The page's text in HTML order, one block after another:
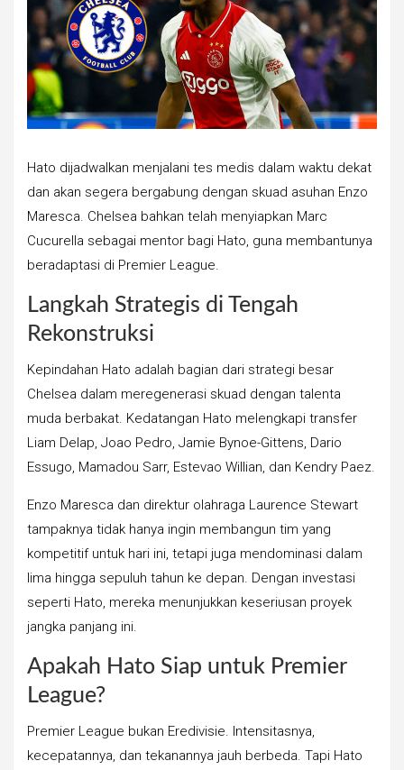
Hato dijadwalkan menjalani tes medis dalam waktu dekat
dan akan segera bergabung dengan skuad asuhan Enzo
Maresca. Chelsea bahkan telah menyiapkan Marc
Cucurella sebagai mentor bagi Hato, guna membantunya
beradaptasi di Premier League.
Langkah Strategis di Tengah
Rekonstruksi
Kepindahan Hato adalah bagian dari strategi besar
Chelsea dalam meregenerasi skuad dengan talenta
muda berbakat. Kedatangan Hato melengkapi transfer
Liam Delap, Joao Pedro, Jamie Bynoe-Gittens, Dario
Essugo, Mamadou Sarr, Estevao Willian, dan Kendry Paez.
Enzo Maresca dan direktur olahraga Laurence Stewart
tampaknya tidak hanya ingin membangun tim yang
kompetitif untuk hari ini, tetapi juga mendominasi dalam
lima hingga sepuluh tahun ke depan. Dengan investasi
seperti Hato, mereka menunjukkan keseriusan proyek
jangka panjang ini.
Apakah Hato Siap untuk Premier
League?
Premier League bukan Eredivisie. Intensitasnya,
kecepatannya, dan tekanannya jauh berbeda. Tapi Hato